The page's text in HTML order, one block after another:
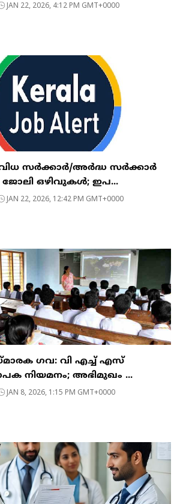
JAN 22, 2026, 4:12 PM GMT+0000
സർക്കാർ/അർദ്ധ സർക്കാർ
ഒഴിവുകൾ; ഇപ...
JAN 22, 2026, 12:42 PM GMT+0000
ഗവ: വി എച്ച് എസ്
നിയമനം; അഭിമുഖം ...
JAN 8, 2026, 1:15 PM GMT+0000